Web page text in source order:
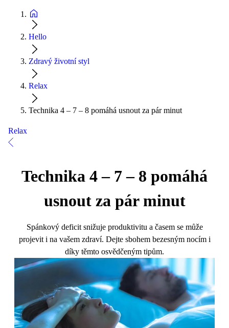
Hello
Zdravý životní styl
Relax
Technika 4 – 7 – 8 pomáhá usnout za pár minut
Relax
Technika 4 – 7 – 8 pomáhá
usnout za pár minut
Spánkový deficit snižuje produktivitu a časem se může
projevit i na vašem zdraví. Dejte sbohem bezesným nocím i
díky těmto osvědčeným tipům.